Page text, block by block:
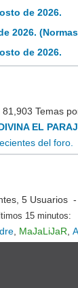
de 2026.
2026.
de 2026.
Temas
EL
del foro.
5 Usuarios
15 minutos:
MaJaLiJaR ,